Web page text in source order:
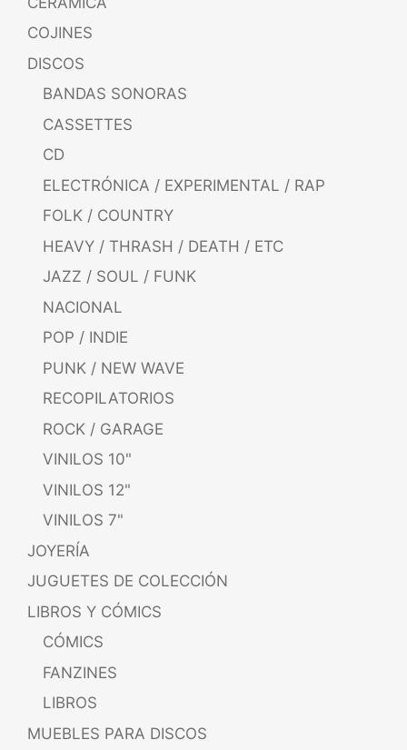
COJINES
DISCOS
BANDAS SONORAS
CASSETTES
CD
ELECTRÓNICA / EXPERIMENTAL / RAP
FOLK / COUNTRY
HEAVY / THRASH / DEATH / ETC
JAZZ / SOUL / FUNK
NACIONAL
POP / INDIE
PUNK / NEW WAVE
RECOPILATORIOS
ROCK / GARAGE
VINILOS 10"
VINILOS 12"
VINILOS 7"
JOYERÍA
JUGUETES DE COLECCIÓN
LIBROS Y CÓMICS
CÓMICS
FANZINES
LIBROS
MUEBLES PARA DISCOS